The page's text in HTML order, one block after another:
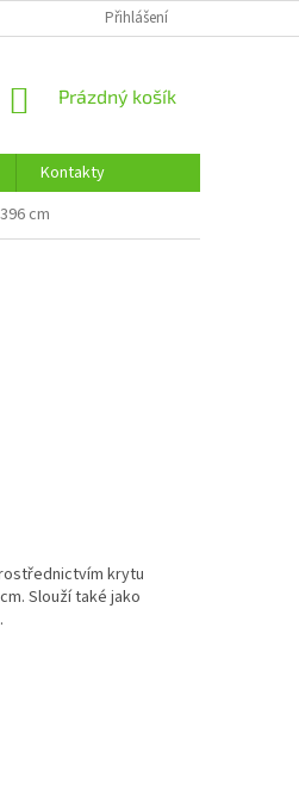
Přihlášení
NÁKUPNÍ
Prázdný košík
Kontakty
cm
krytu
Slouží také jako